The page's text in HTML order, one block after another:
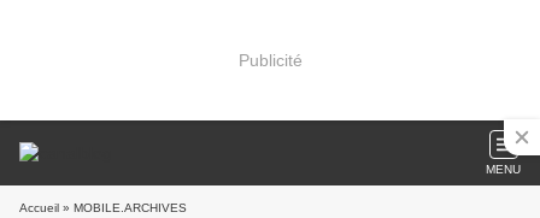
Publicité
MENU
Accueil » MOBILE.ARCHIVES